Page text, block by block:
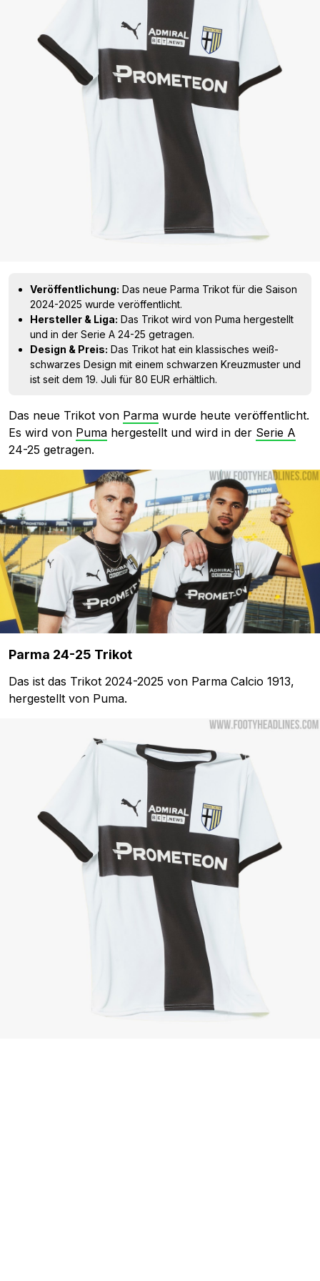
Veröffentlichung: Das neue Parma Trikot für die Saison
2024-2025 wurde veröffentlicht.
Hersteller & Liga: Das Trikot wird von Puma hergestellt
und in der Serie A 24-25 getragen.
Design & Preis: Das Trikot hat ein klassisches weiß-
schwarzes Design mit einem schwarzen Kreuzmuster und
ist seit dem 19. Juli für 80 EUR erhältlich.
Das neue Trikot von Parma wurde heute veröffentlicht.
Es wird von Puma hergestellt und wird in der Serie A
24-25 getragen.
Parma 24-25 Trikot
Das ist das Trikot 2024-2025 von Parma Calcio 1913,
hergestellt von Puma.